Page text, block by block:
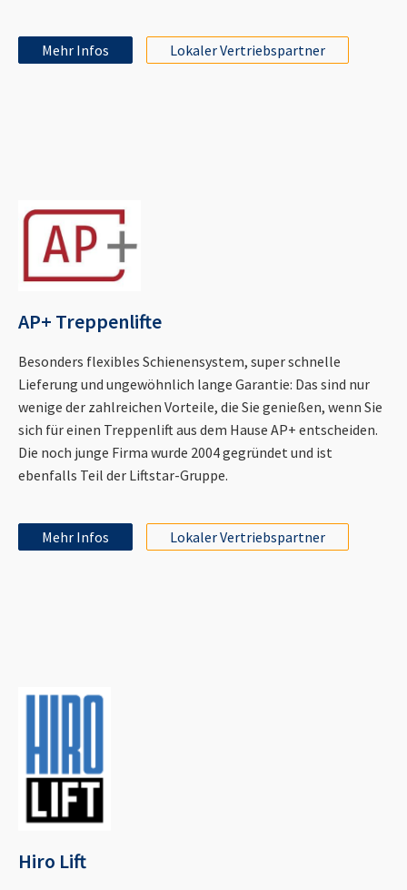
Mehr Infos Lokaler Vertriebspartner
AP+ Treppenlifte
Besonders flexibles Schienensystem, super schnelle
Lieferung und ungewöhnlich lange Garantie: Das sind nur
wenige der zahlreichen Vorteile, die Sie genießen, wenn Sie
sich für einen Treppenlift aus dem Hause AP+ entscheiden.
Die noch junge Firma wurde 2004 gegründet und ist
ebenfalls Teil der Liftstar-Gruppe.
Mehr Infos Lokaler Vertriebspartner
Hiro Lift